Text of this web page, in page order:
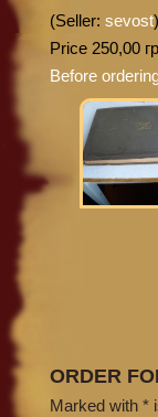
(Seller: sevost)
Price 250,00
Before
ORDER
Marked with *